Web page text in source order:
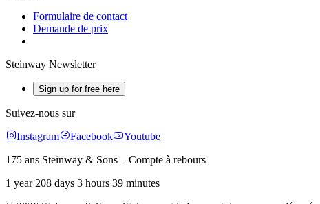
Formulaire de contact
Demande de prix
Steinway Newsletter
Sign up for free here
Suivez-nous sur
Instagram
Facebook
Youtube
175 ans Steinway & Sons – Compte à rebours
1 year 208 days 3 hours 39 minutes